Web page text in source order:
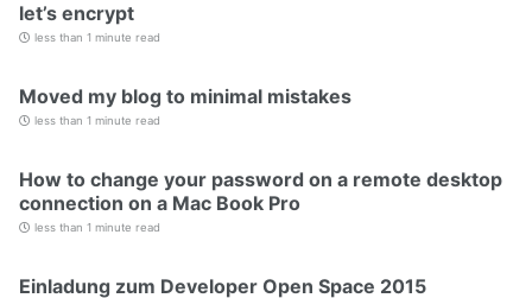
let’s encrypt
less than 1 minute read
Moved my blog to minimal mistakes
less than 1 minute read
How to change your password on a remote desktop
connection on a Mac Book Pro
less than 1 minute read
Einladung zum Developer Open Space 2015